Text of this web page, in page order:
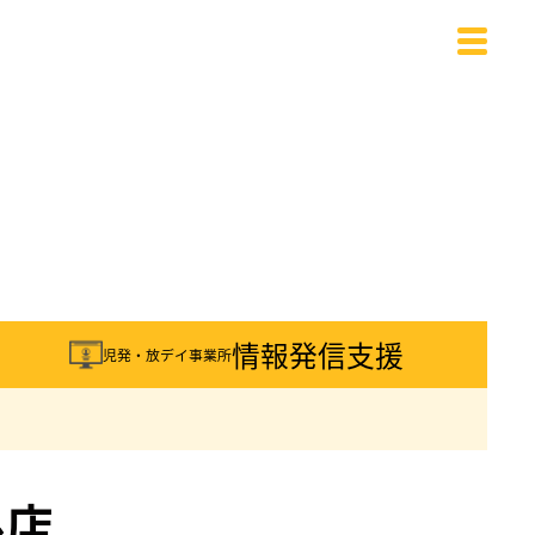
児発・放デイ事業所情報発信支援